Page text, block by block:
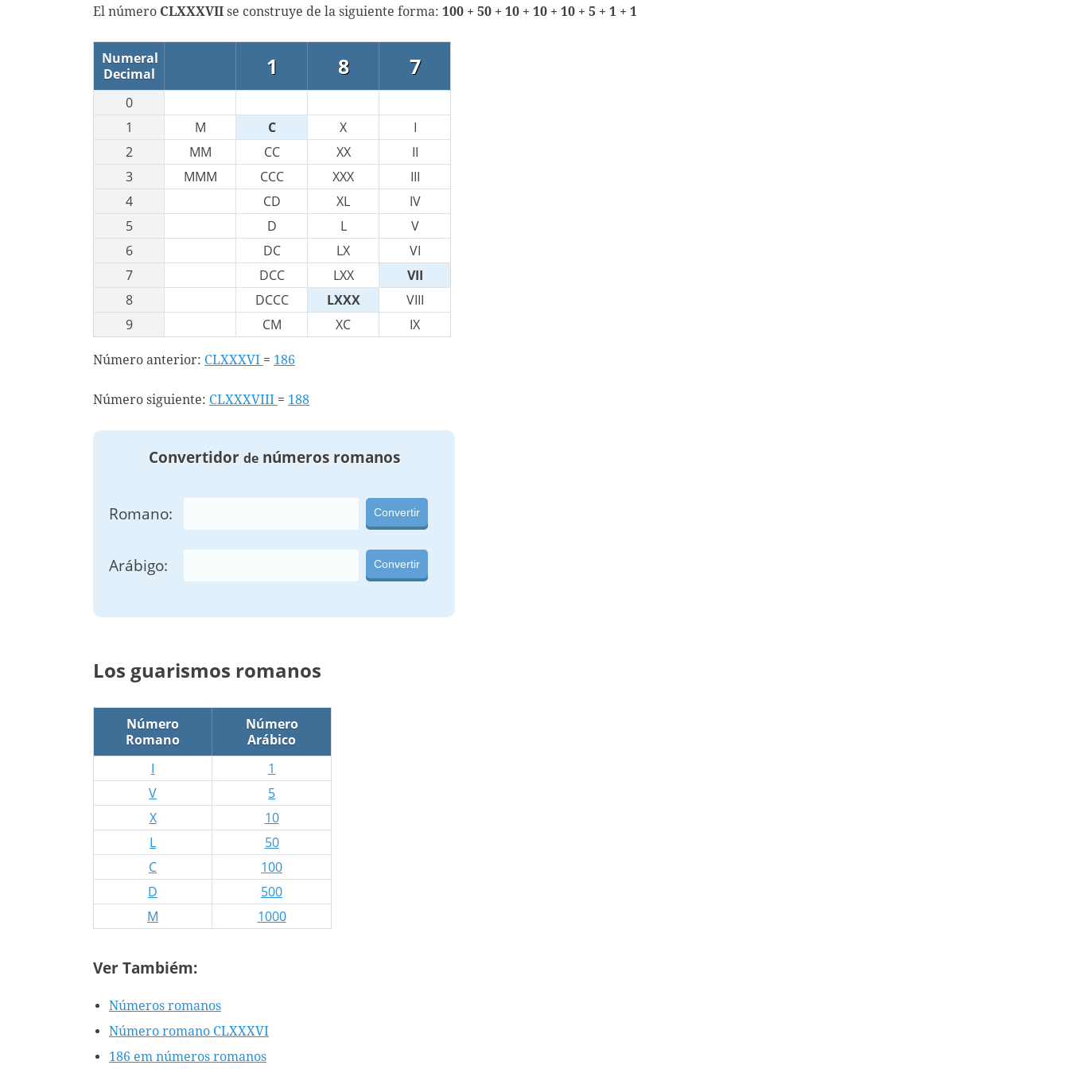
El número CLXXXVII se construye de la siguiente forma: 100 + 50 + 10 + 10 + 10 + 5 + 1 + 1
Numeral
Decimal
1 8 7
0
1
M C X
I
2
MM CC XX
II
3
MMM CCC XXX
III
4
CD XL
IV
5
D L
V
6
DC LX
VI
7
DCC LXX
VII
8
DCCC LXXX
VIII
9
CM XC IX
Número anterior: CLXXXVI = 186
Número siguiente: CLXXXVIII = 188
Convertidor denúmeros romanos
Romano: Convertir
Arábigo: Convertir
Los guarismos romanos
Número
Romano
Número
Arábico
I
1
V
5
X
10
L
50
C
100
D
500
M
1000
Ver Tambiém:
Números romanos
Número romano CLXXXVI
186 em números romanos